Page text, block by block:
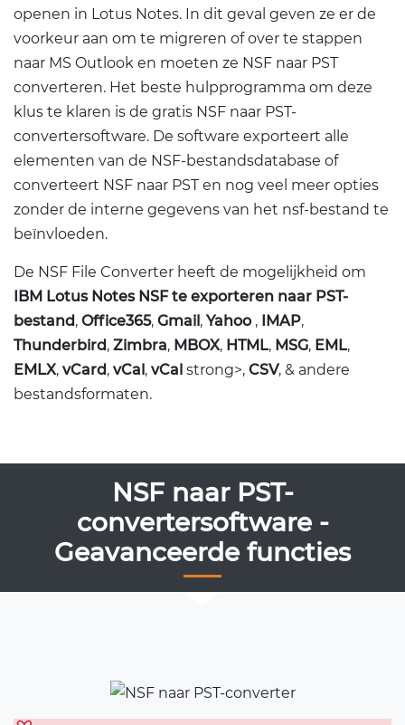
openen in Lotus Notes. In dit geval geven ze er de
voorkeur aan om te migreren of over te stappen
naar MS Outlook en moeten ze NSF naar PST
converteren. Het beste hulpprogramma om deze
klus te klaren is de gratis NSF naar PST-
convertersoftware. De software exporteert alle
elementen van de NSF-bestandsdatabase of
converteert NSF naar PST en nog veel meer opties
zonder de interne gegevens van het nsf-bestand te
beïnvloeden.
De NSF File Converter heeft de mogelijkheid om
IBM Lotus Notes NSF te exporteren naar PST-
bestand , Office365, Gmail , Yahoo , IMAP,
Thunderbird , Zimbra, MBOX, HTML, MSG, EML,
EMLX, vCard , vCal , vCal strong>, CSV, & andere
bestandsformaten.
NSF naar PST-
convertersoftware -
Geavanceerde functies